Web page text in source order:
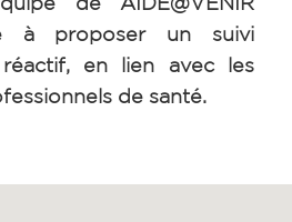
à proposer un suivi
en lien avec les
de santé.